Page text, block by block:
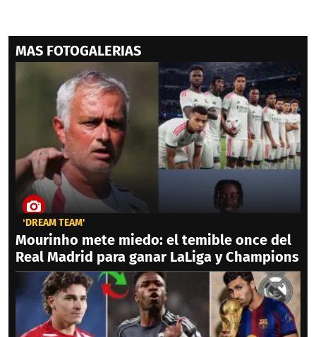
MAS FOTOGALERIAS
‘DREAM TEAM'
Mourinho mete miedo: el temible once del
Real Madrid para ganar LaLiga y Champions